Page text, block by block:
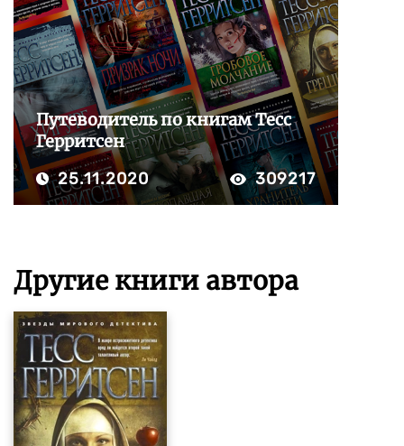
Путеводитель по книгам Тесс
Герритсен
25.11.2020 309217
Другие книги автора